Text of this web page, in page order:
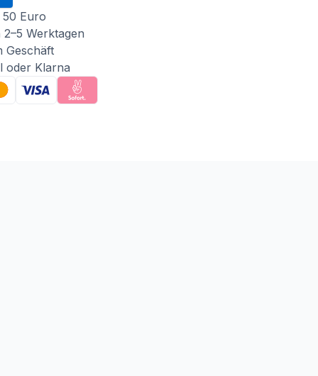
Euro
Werktagen
Geschäft
oder Klarna